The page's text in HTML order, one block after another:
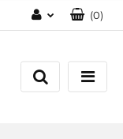
się
(0)